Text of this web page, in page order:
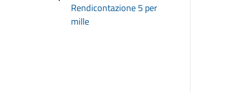
Rendicontazione 5 per
mille